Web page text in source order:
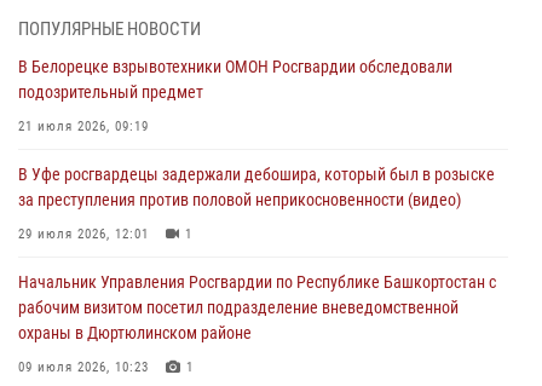
03 августа 2026, 04:30 8
В Башкирии росгвардейцы провели волейбольный турнир на
открытом воздухе
03 августа 2026, 04:29
В Уфе росгвардейцы по горячим следам задержали
подозреваемого в открытом хищении из аптеки (видео)
03 августа 2026, 04:15
Начальник отделения учёта и комплектования Росгвардии
Башкортостана ответил на вопросы граждан
30 июля 2026, 12:54
ПОПУЛЯРНЫЕ НОВОСТИ
В Белорецке взрывотехники ОМОН Росгвардии обследовали
подозрительный предмет
21 июля 2026, 09:19
В Уфе росгвардецы задержали дебошира, который был в розыске
за преступления против половой неприкосновенности (видео)
29 июля 2026, 12:01 1
Начальник Управления Росгвардии по Республике Башкортостан с
рабочим визитом посетил подразделение вневедомственной
охраны в Дюртюлинском районе
09 июля 2026, 10:23 1